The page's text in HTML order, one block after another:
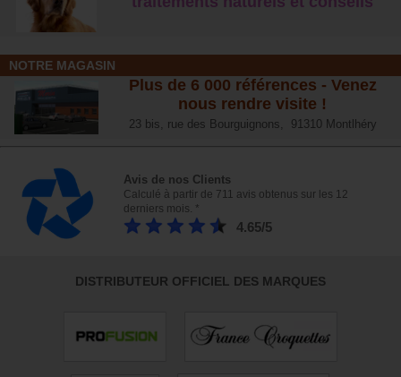
NOTRE MAGASIN
Plus de 6 000 références - Venez
nous rendre visite !
23 bis, rue des Bourguignons, 91310 Montlhéry
Avis de nos Clients
Calculé à partir de 711 avis obtenus sur les 12
derniers mois. *
4.65/5
DISTRIBUTEUR OFFICIEL DES MARQUES